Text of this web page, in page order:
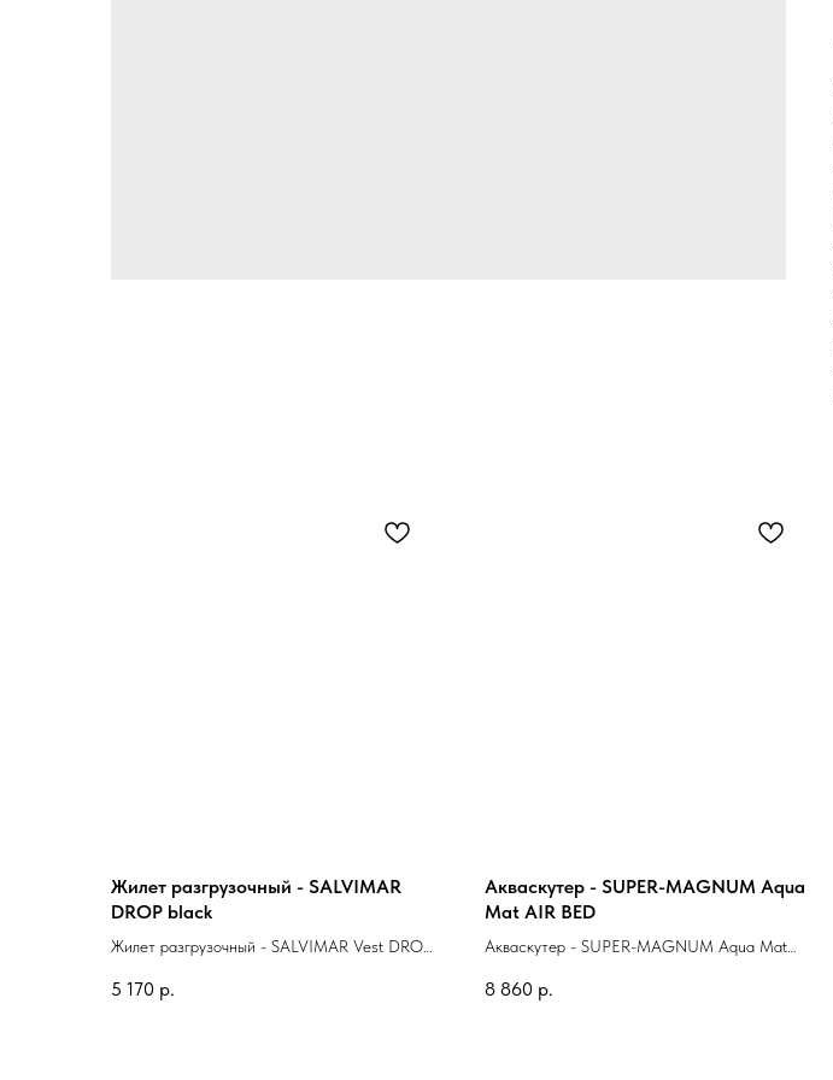
Жилет разгрузочный - SALVIMAR
DROP black
Жилет разгрузочный - SALVIMAR Vest DROP
5 170 р.
Акваскутер - SUPER-MAGNUM Aqua
Mat AIR BED
Акваскутер - SUPER-MAGNUM Aqua Mat
8 860 р.